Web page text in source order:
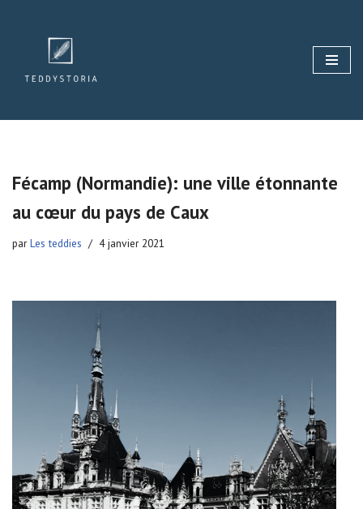
contenu
Fécamp (Normandie): une ville étonnante
au cœur du pays de Caux
parLes teddies 4 janvier 2021